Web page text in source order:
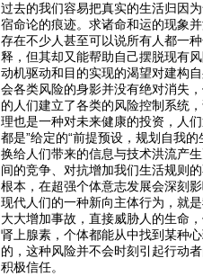
过去的我们容易把真实的生活归因
宿命论的痕迹。求诸命和运的现象
存在不少人甚至可以说所有人都一
释，但其却又能帮助自己摆脱现有
动机驱动和目的实现的渴望对建构
会各类风险的身影并没有绝对消失
的人们建立了各类的风险控制系统
理也是一种对未来健康的投资，人
都是”给定的“前提预设，规划自我
换给人们带来的信息与技术洪流产
间的竞争、对抗增加我们生活规则
根本，在超强个体意志发展会深刻
现代人们的一种新向主体行为，就
大大增加事故，直接威胁人的生命
肾上腺素，个体都能从中找到某种
的，这种风险并不会时刻引起行动
积极信任。